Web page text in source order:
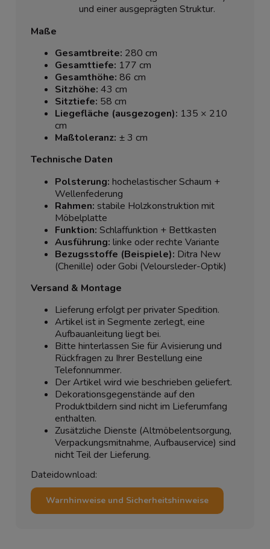
und einer ausgeprägten Struktur.
Maße
Gesamtbreite: 280 cm
Gesamttiefe: 177 cm
Gesamthöhe: 86 cm
Sitzhöhe: 43 cm
Sitztiefe: 58 cm
Liegefläche (ausgezogen): 135 × 210
cm
Maßtoleranz: ± 3 cm
Technische Daten
Polsterung: hochelastischer Schaum +
Wellenfederung
Rahmen: stabile Holzkonstruktion mit
Möbelplatte
Funktion: Schlaffunktion + Bettkasten
Ausführung: linke oder rechte Variante
Bezugsstoffe (Beispiele): Ditra New
(Chenille) oder Gobi (Veloursleder-Optik)
Versand & Montage
Lieferung erfolgt per privater Spedition.
Artikel ist in Segmente zerlegt, eine
Aufbauanleitung liegt bei.
Bitte hinterlassen Sie für Avisierung und
Rückfragen zu Ihrer Bestellung eine
Telefonnummer.
Der Artikel wird wie beschrieben geliefert.
Dekorationsgegenstände auf den
Produktbildern sind nicht im Lieferumfang
enthalten.
Zusätzliche Dienste (Altmöbelentsorgung,
Verpackungsmitnahme, Aufbauservice) sind
nicht Teil der Lieferung.
Dateidownload:
Warnhinweise und Sicherheitshinweise